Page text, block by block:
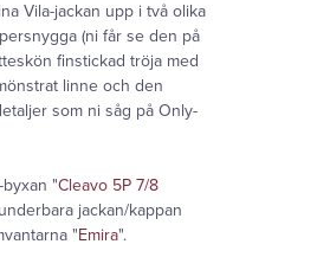
Vila-jackan upp i två olika
(ni får se den på
finstickad tröja med
linne och den
som ni såg på Only-
"Cleavo 5P 7/8
jackan/kappan
"Emira".